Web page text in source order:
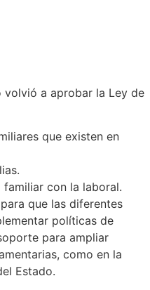
volvió a aprobar la Ley de
que existen en
con la laboral.
que las diferentes
políticas de
para ampliar
como en la
Estado.